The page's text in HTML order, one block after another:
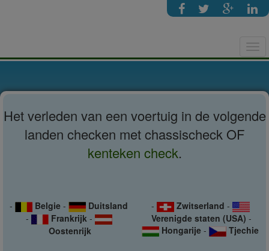
Het verleden van een voertuig in de volgende
landen checken met chassischeck OF
kenteken check.
- Belgie -
Duitsland
-
Frankrijk -
Oostenrijk
- Zwitserland -
Verenigde staten (USA) -
Hongarije - Tjechie